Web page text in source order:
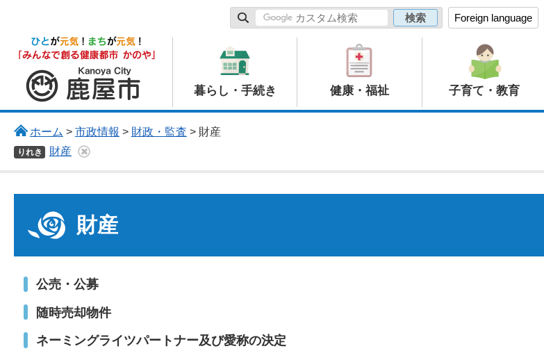
Foreign language
鹿屋市
暮らし・手続き 健康・福祉 子育て・教育
ホーム > 市政情報 > 財政・監査 > 財産
りれき 財産
財産
公売・公募
随時売却物件
ネーミングライツパートナー及び愛称の決定